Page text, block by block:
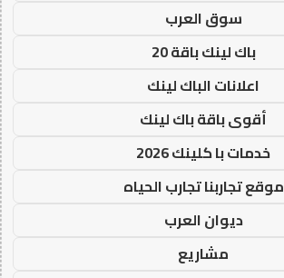
سوق العرب
باك لينك باقة 20
اعلانات الباك لينك
أقوى باقة باك لينك
خدمات با كلينك 2026
موقع تجاربنا تجارب الحياه
ديوان العرب
مشاريع